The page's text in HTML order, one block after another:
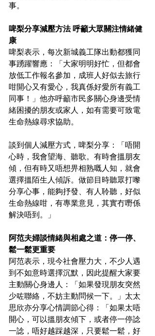
事。
啤梨分享減壓方法 呼籲大眾關注情緒健
康
啤梨表示，每次新城義工隊出動都獲同
事踴躍響應：「大家明明好忙，但都會
放低工作報名參加，成班人好似去旅行
咁開心又有愛心，我真係好愛所有義工
同事！」他亦呼籲市民多關心身邊受情
緒困擾的朋友或家人，如有需要可致電
生命熱線尋求協助。
談到個人減壓方式，啤梨分享：「唔開
心時，我會望海、聽歌。有時會搵朋友
傾，但有時又唔想畀相熟嘅人知，就會
選擇搵陌生人傾訴。做節目時聽眾打嚟
分享心事，能夠抒發、有人聆聽，好似
生命熱線咁，有專業意見，其實冇嘢係
解決唔到。」
阿范夫婦談情緒與相處之道：停一停、
鬆一鬆更重要
阿范表示，現今社會壓力大，不少人遇
到不如意時選擇沉默，因此提醒大家要
主動關心身邊人：「如果發現朋友突然
少咗聯絡，不妨主動問候一下。」太太
思欣亦分享心情調節心得：「如果太唔
開心，可以搵朋友傾下，或者停一停諗
一諗，唔好越踩越深，只要鬆一鬆，好